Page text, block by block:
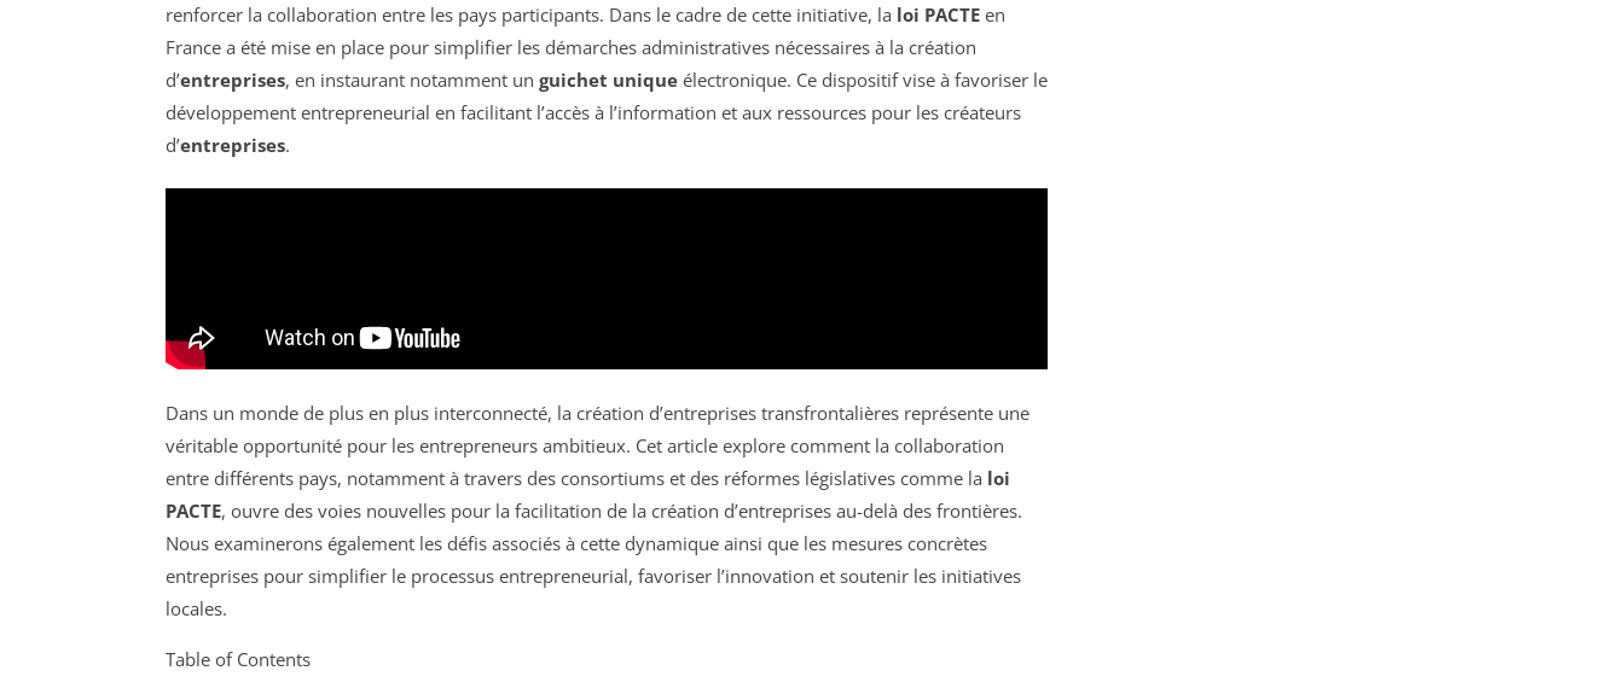
renforcer la collaboration entre les pays participants. Dans le cadre de cette initiative, la loi PACTE en
France a été mise en place pour simplifier les démarches administratives nécessaires à la création
d’entreprises, en instaurant notamment un guichet unique électronique. Ce dispositif vise à favoriser le
développement entrepreneurial en facilitant l’accès à l’information et aux ressources pour les créateurs
d’entreprises.
Dans un monde de plus en plus interconnecté, la création d’entreprises transfrontalières représente une
véritable opportunité pour les entrepreneurs ambitieux. Cet article explore comment la collaboration
entre différents pays, notamment à travers des consortiums et des réformes législatives comme la loi
PACTE, ouvre des voies nouvelles pour la facilitation de la création d’entreprises au-delà des frontières.
Nous examinerons également les défis associés à cette dynamique ainsi que les mesures concrètes
entreprises pour simplifier le processus entrepreneurial, favoriser l’innovation et soutenir les initiatives
locales.
Table of Contents